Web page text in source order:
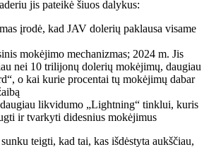
jis pateikė šiuos dalykus:
įrodė, kad JAV dolerių paklausa visame
mokėjimo mechanizmas; 2024 m. Jis
nei 10 trilijonų dolerių mokėjimų, daugiau
o kai kurie procentai tų mokėjimų dabar
likvidumo „Lightning“ tinklui, kuris
ir tvarkyti didesnius mokėjimus
teigti, kad tai, kas išdėstyta aukščiau,